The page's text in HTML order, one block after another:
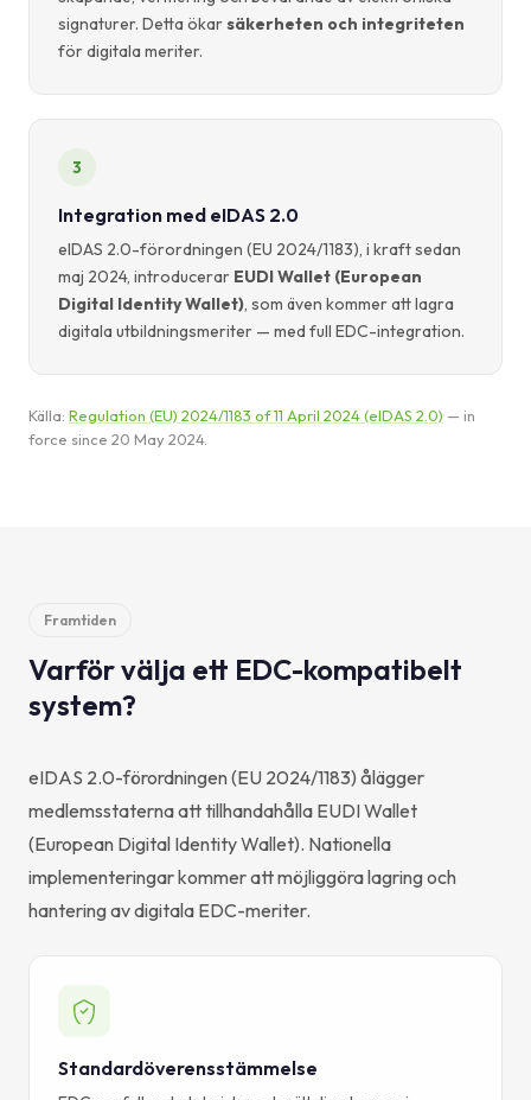
signaturer. Detta ökarsäkerheten och integriteten
för digitala meriter.
3
Integration med eIDAS 2.0
eIDAS 2.0-förordningen (EU 2024/1183), i kraft sedan
maj 2024, introducerar EUDI Wallet (European
Digital Identity Wallet), som även kommer att lagra
digitala utbildningsmeriter — med full EDC-integration.
Källa: Regulation (EU) 2024/1183 of 11 April 2024 (eIDAS 2.0) — in
force since 20 May 2024.
Framtiden
Varför välja ett EDC-kompatibelt
system?
eIDAS 2.0-förordningen (EU 2024/1183) ålägger
medlemsstaterna att tillhandahålla EUDI Wallet
(European Digital Identity Wallet). Nationella
implementeringar kommer att möjliggöra lagring och
hantering av digitala EDC-meriter.
Standardöverensstämmelse